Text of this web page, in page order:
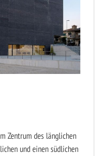
Zentrum des länglichen
und einen südlichen